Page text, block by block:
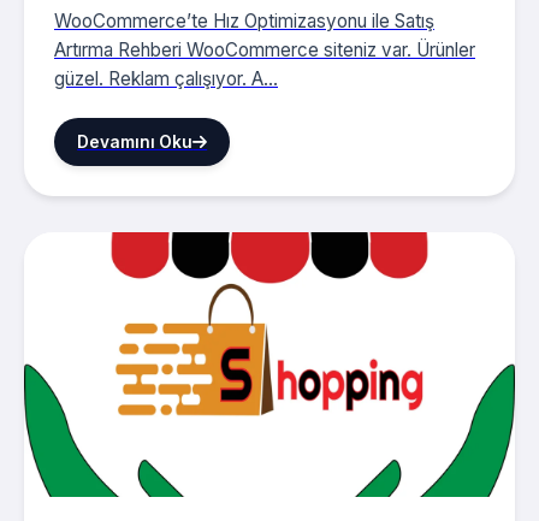
WooCommerce’te Hız Optimizasyonu ile Satış
Artırma Rehberi WooCommerce siteniz var. Ürünler
güzel. Reklam çalışıyor. A...
Devamını Oku